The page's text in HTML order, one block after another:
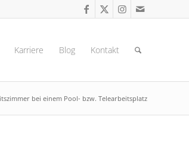
Karriere Blog Kontakt
bei einem Pool- bzw. Telearbeitsplatz